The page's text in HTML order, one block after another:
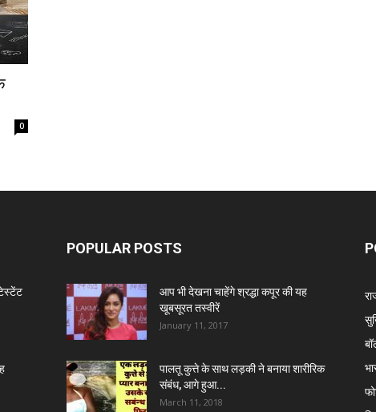
0
POPULAR POSTS
आप भी देखना चाहेंगे श्रद्धा कपूर की यह
खूबसूरत तस्वीरें
January 11, 2017
पालतू कुत्ते के साथ लड़की ने बनाया शारीरिक
संबंध, आगे हुआ...
March 11, 2018